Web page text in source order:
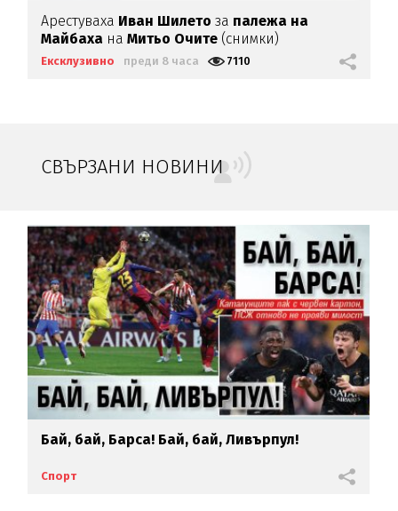
Арестуваха Иван Шилетоза палежа на
Майбаха наМитьо Очите (снимки)
Ексклузивно преди 8 часа 7110
СВЪРЗАНИ НОВИНИ
Бай, бай, Барса! Бай, бай, Ливърпул!
Спорт